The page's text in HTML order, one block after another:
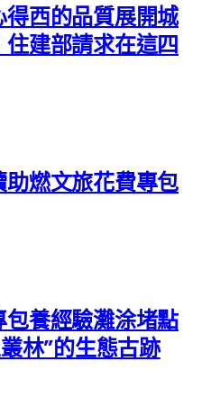
西的品質展開城
建部請求在這四
燃文旅花費專包
養經驗灘涂堵點
林”的生態古跡